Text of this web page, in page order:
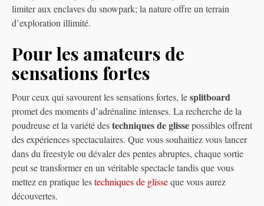
limiter aux enclaves du snowpark; la nature offre un terrain
d’exploration illimité.
Pour les amateurs de
sensations fortes
Pour ceux qui savourent les sensations fortes, lesplitboard
promet des moments d’adrénaline intenses. La recherche de la
poudreuse et la variété destechniques de glissepossibles offrent
des expériences spectaculaires. Que vous souhaitiez vous lancer
dans du freestyle ou dévaler des pentes abruptes, chaque sortie
peut se transformer en un véritable spectacle tandis que vous
mettez en pratique lestechniques de glisseque vous aurez
découvertes.